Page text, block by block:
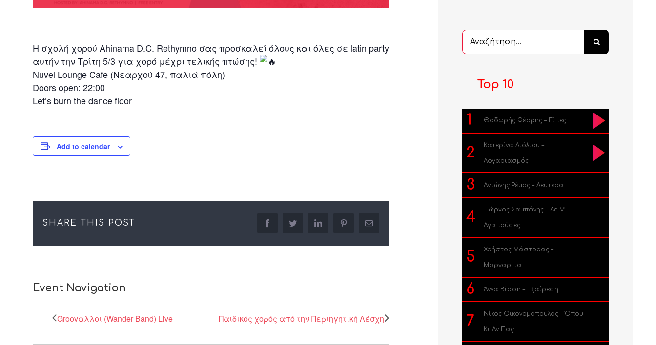
Η σχολή χορού Ahinama D.C. Rethymno σας προσκαλεί όλους και όλες σε latin party
αυτήν την Τρίτη 5/3 για χορό μέχρι τελικής πτώσης!
Nuvel Lounge Cafe (Νεαρχού 47, παλιά πόλη)
Doors open: 22:00
Let’s burn the dance floor
Add to calendar
SHARE THIS POST facebooktwitter linkedin pinterestEmail
Event Navigation
Groovαλλοι (Wander Band) Live Παιδικός χορός από την Περιηγητική Λέσχη
Αναζήτηση
...
Top 10
1 Θοδωρής Φέρρης – Είπες
2 Κατερίνα Λιόλιου –
Λογαριασμός
3 Αντώνης Ρέμος – Δευτέρα
4 Γιώργος Σαμπάνης – Δε Μ’
Αγαπούσες
5 Χρήστος Μάστορας –
Μαργαρίτα
6 Άννα Βίσση – Εξαίρεση
7 Νίκος Οικονομόπουλος – Όπου
Κι Αν Πας